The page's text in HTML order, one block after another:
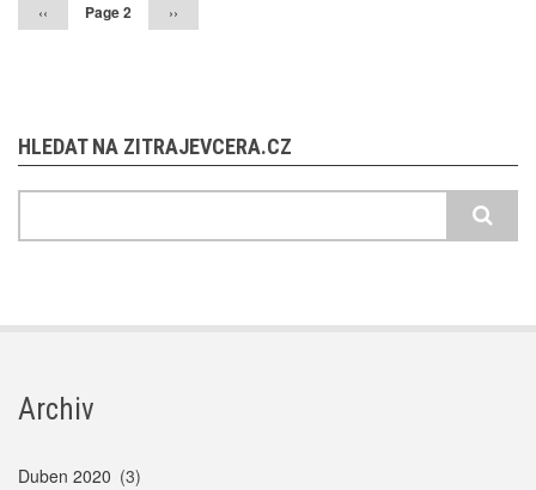
Předchozí
stránka
‹‹ Page 2 Následující
stránka
››
HLEDAT NA ZITRAJEVCERA.CZ
Archiv
Duben 2020 (3)